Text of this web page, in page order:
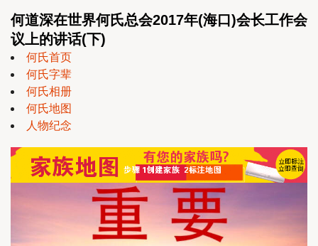
何道深在世界何氏总会2017年(海口)会长工作会
议上的讲话(下)
何氏首页
何氏字辈
何氏相册
何氏地图
人物纪念